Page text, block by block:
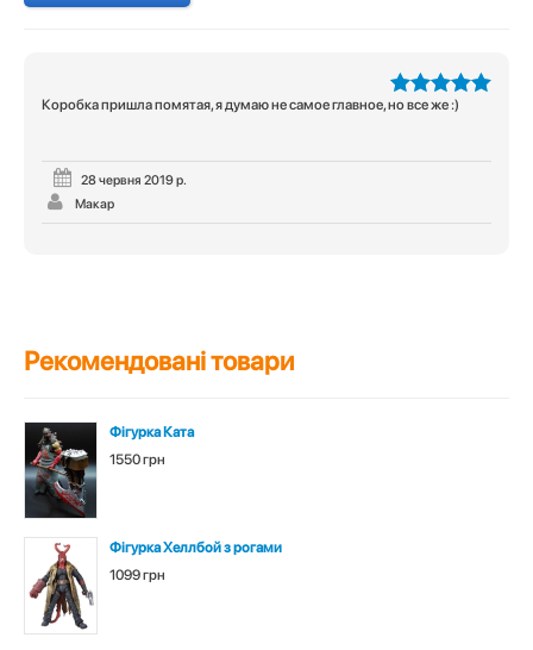
5з 5
Коробка пришла помятая, я думаю не самое главное, но все же :)
28 червня 2019 р.
Макар
Рекомендовані товари
Фігурка Ката
1550 грн
Фігурка Хеллбой з рогами
1099 грн